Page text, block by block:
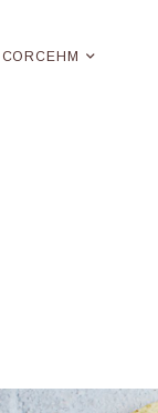
CORCEHM